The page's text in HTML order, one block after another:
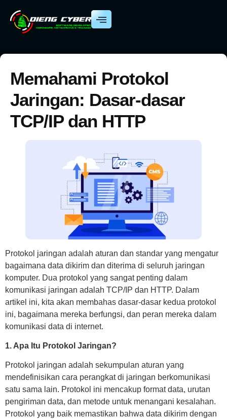
Memahami Protokol
Jaringan: Dasar-dasar
TCP/IP dan HTTP
Protokol jaringan adalah aturan dan standar yang mengatur
bagaimana data dikirim dan diterima di seluruh jaringan
komputer. Dua protokol yang sangat penting dalam
komunikasi jaringan adalah TCP/IP dan HTTP. Dalam
artikel ini, kita akan membahas dasar-dasar kedua protokol
ini, bagaimana mereka berfungsi, dan peran mereka dalam
komunikasi data di internet.
1. Apa Itu Protokol Jaringan?
Protokol jaringan adalah sekumpulan aturan yang
mendefinisikan cara perangkat di jaringan berkomunikasi
satu sama lain. Protokol ini mencakup format data, urutan
pengiriman data, dan metode untuk menangani kesalahan.
Protokol yang baik memastikan bahwa data dikirim dengan